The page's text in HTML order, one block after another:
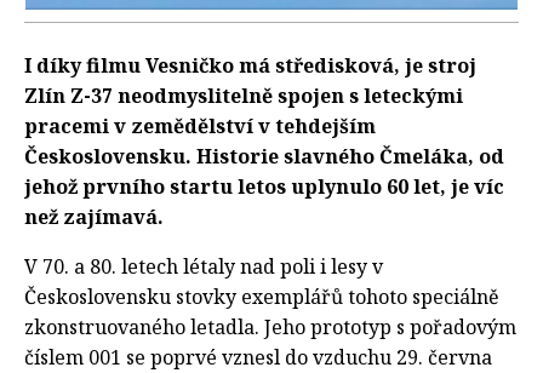
I díky filmu Vesničko má středisková, je stroj
Zlín Z-37 neodmyslitelně spojen s leteckými
pracemi v zemědělství v tehdejším
Československu. Historie slavného Čmeláka, od
jehož prvního startu letos uplynulo 60 let, je víc
než zajímavá.
V 70. a 80. letech létaly nad poli i lesy v
Československu stovky exemplářů tohoto speciálně
zkonstruovaného letadla. Jeho prototyp s pořadovým
číslem 001 se poprvé vznesl do vzduchu 29. června